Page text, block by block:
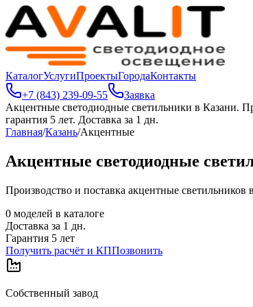
КаталогУслугиПроектыГородаКонтакты
+7 (843) 239-09-55
Заявка
Акцентные светодиодные светильники в Казани.
гарантия 5 лет. Доставка за 1 дн.
Главная/Казань/Акцентные
Акцентные светодиодные
Производство и поставка акцентные светильников
0 моделей в каталоге
Доставка за 1 дн.
Гарантия 5 лет
Получить расчёт и КППозвонить
Собственный завод